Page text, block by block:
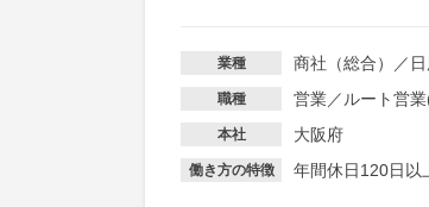
業種 商社（総合） ／
職種 営業／ ルート営
本社 大阪府
働き方の特徴 年間休日120日以